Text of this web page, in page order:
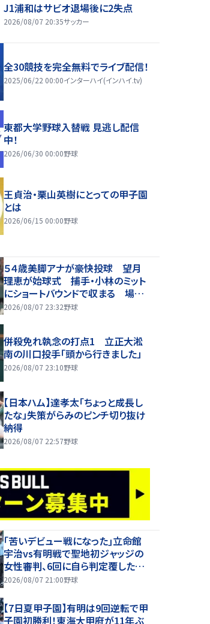
J1浦和はサビオ退場後に2失点
2026/08/07 20:35サッカー
全30競技を完全無料でライブ配信！
2025/06/22 00:00インターハイ(インハイ.tv)
東都大学野球入替戦 見逃し配信
中！
2026/06/30 00:00野球
王貞治・栗山英樹にとっての甲子園
とは
2026/06/15 00:00野球
５４歳美脚アナが豪快投球 望月
理恵が始球式 捕手・小林のミット
にショートバウンドで収まる 場内
歓声
2026/08/07 23:32野球
併殺免れ執念の打点1 立正大淞
南の川口投手「頭から行きました」
2026/08/07 23:10野球
【日本ハム】達孝太「ちょっと成長し
たな」失策がらみのピンチ切り抜け
納得
2026/08/07 22:57野球
｢苦いデビュー戦になった｣立命館
宇治vs有明戦で聖地初ジャッジの
女性審判、6回に自ら判定覆したプ
レーを謝罪【26年夏甲子園】
2026/08/07 21:00野球
【7日夏甲子園】有明は9回逆転で甲
子園初勝利！東海大甲府が11年ぶ